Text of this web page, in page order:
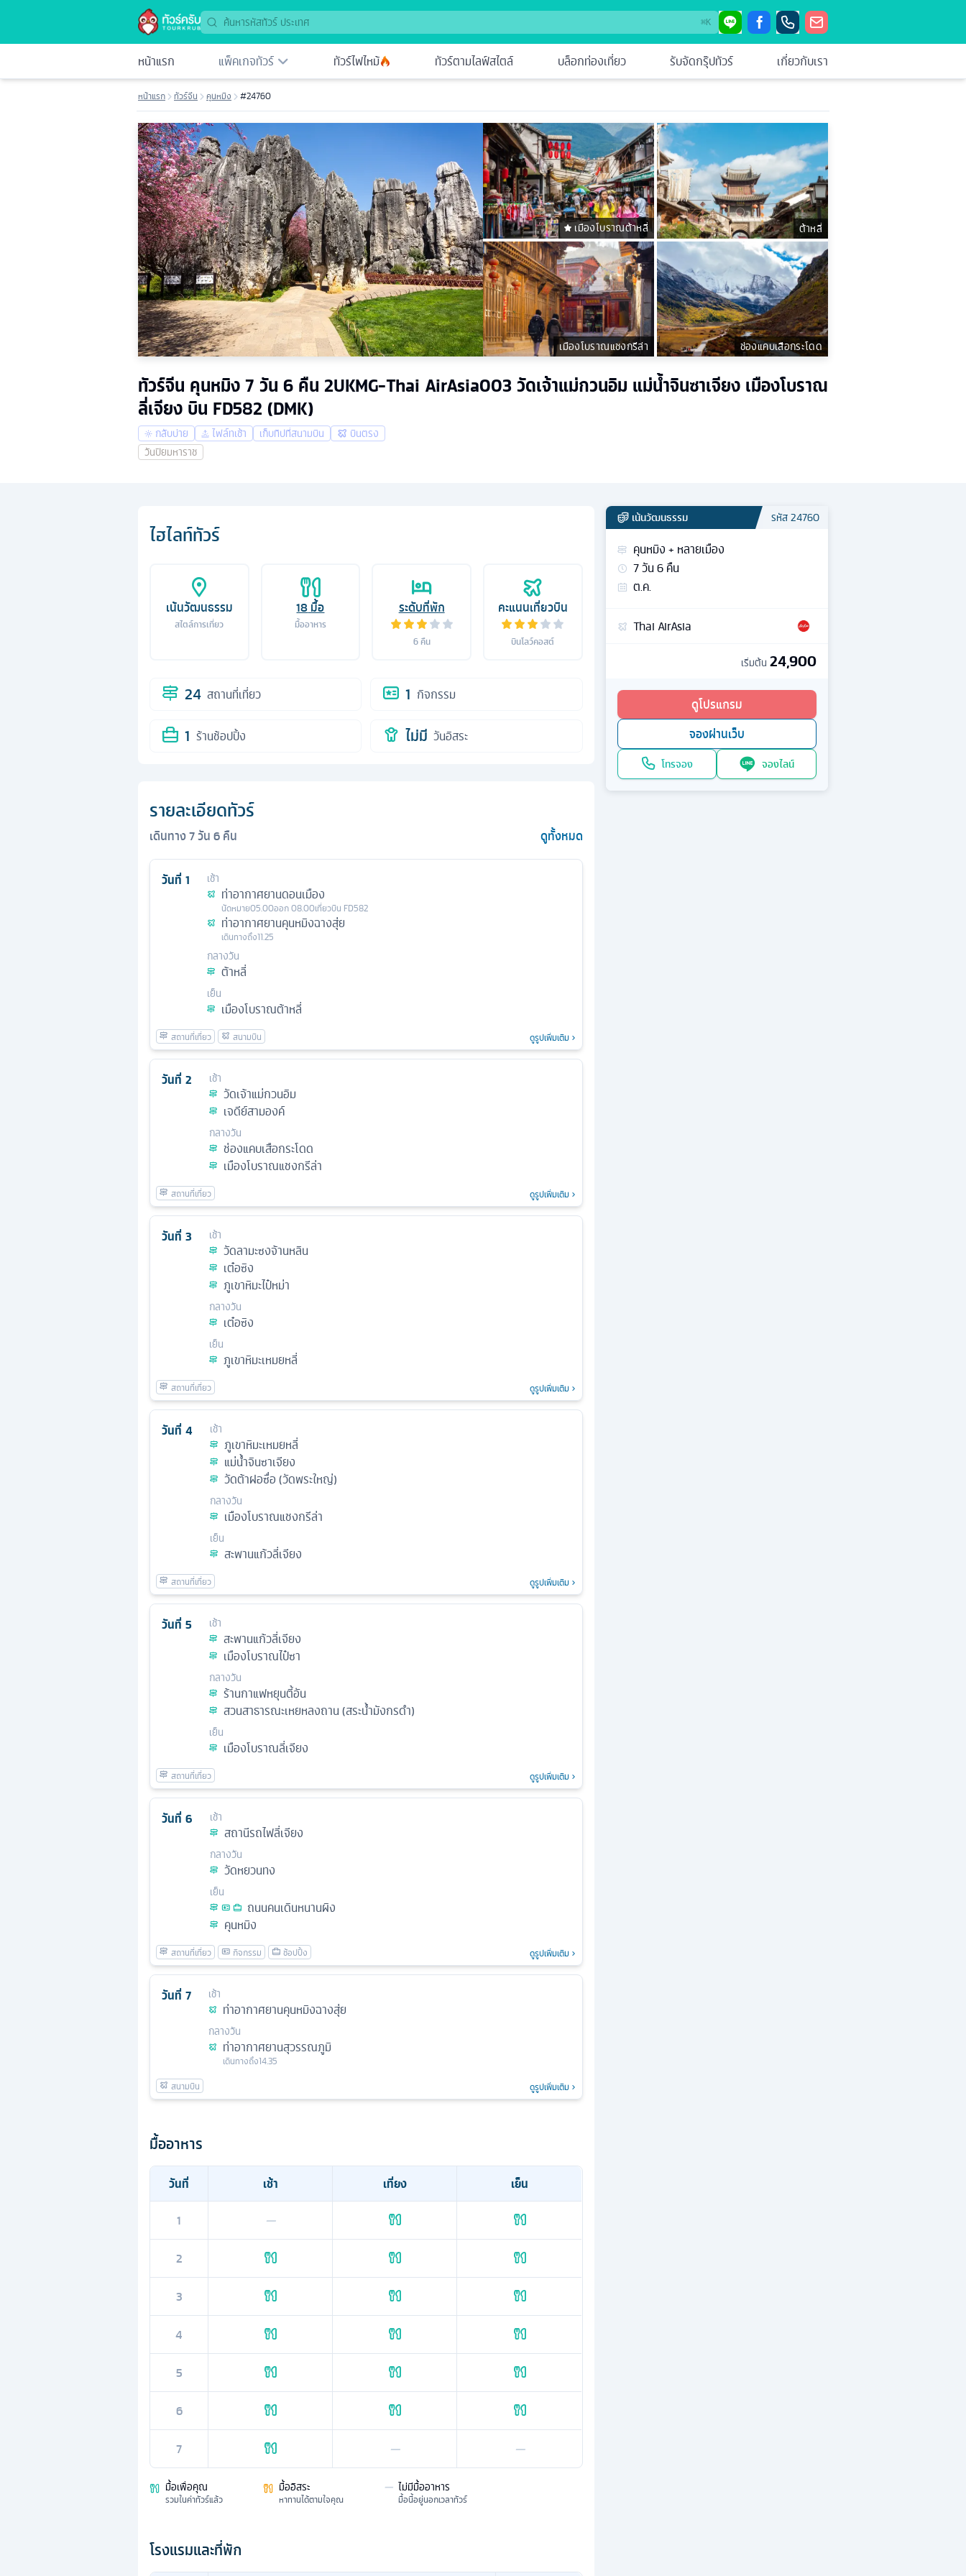
⌘K
หน้าแรก แพ็คเกจทัวร์ ทัวร์ไฟไหม้ ทัวร์ตามไลฟ์สไตล์ บล็อกท่องเที่ยว รับจัดกรุ๊ปทัวร์ เกี่ยวกับเรา
หน้าแรก ทัวร์จีน คุนหมิง #24760
เมืองโบราณต้าหลี่ ต้าหลี่
เมืองโบราณแชงกรีล่า ช่องแคบเสือกระโดด
ทัวร์จีน คุนหมิง 7 วัน 6 คืน 2UKMG-Thai AirAsia003 วัดเจ้าแม่กวนอิม แม่น้ำจินซาเจียง เมืองโบราณ
ลี่เจียง บิน FD582 (DMK)
กลับบ่าย ไฟล์ทเช้า เก็บทิปที่สนามบิน
บินตรง
วันปิยมหาราช
ไฮไลท์ทัวร์
เน้นวัฒนธรรม
สไตล์การเที่ยว
18มื้อ
มื้ออาหาร
ระดับที่พัก
6คืน
คะแนนเที่ยวบิน
บินโลว์คอสต์
24 สถานที่เที่ยว 1 กิจกรรม
1 ร้านช้อปปิ้ง ไม่มี วันอิสระ
รายละเอียดทัวร์
เดินทาง7วัน6คืน ดูทั้งหมด
วันที่ 1 เช้า
ท่าอากาศยานดอนเมือง
นัดหมาย05.00ออก08.00เที่ยวบิน FD582
ท่าอากาศยานคุนหมิงฉางสุ่ย
เดินทางถึง11.25
กลางวัน
ต้าหลี่
เย็น
เมืองโบราณต้าหลี่
ดูรูปเพิ่มเติม
วันที่ 2 เช้า
วัดเจ้าแม่กวนอิม
เจดีย์สามองค์
กลางวัน
ช่องแคบเสือกระโดด
เมืองโบราณแชงกรีล่า
ดูรูปเพิ่มเติม
วันที่ 3 เช้า
วัดลามะซงจ้านหลิน
เต๋อซิง
ภูเขาหิมะไป๋หม่า
กลางวัน
เต๋อซิง
เย็น
ภูเขาหิมะเหมยหลี่
ดูรูปเพิ่มเติม
วันที่ 4 เช้า
ภูเขาหิมะเหมยหลี่
แม่น้ำจินซาเจียง
วัดต้าฝอซื่อ (วัดพระใหญ่)
กลางวัน
เมืองโบราณแชงกรีล่า
เย็น
สะพานแก้วลี่เจียง
ดูรูปเพิ่มเติม
วันที่ 5 เช้า
สะพานแก้วลี่เจียง
เมืองโบราณไป๋ซา
กลางวัน
ร้านกาแฟหยุนตี้อัน
สวนสาธารณะเหยหลงถาน (สระน้ำมังกรดำ)
เย็น
เมืองโบราณลี่เจียง
ดูรูปเพิ่มเติม
วันที่ 6 เช้า
สถานีรถไฟลี่เจียง
กลางวัน
วัดหยวนทง
เย็น
ถนนคนเดินหนานผิง
คุนหมิง
ดูรูปเพิ่มเติม
วันที่ 7 เช้า
ท่าอากาศยานคุนหมิงฉางสุ่ย
กลางวัน
ท่าอากาศยานสุวรรณภูมิ
เดินทางถึง14.35
ดูรูปเพิ่มเติม
มื้ออาหาร
วันที่ เช้า เที่ยง
เย็น
1
—
2
3
4
5
6
7 — —
มื้อเพื่อคุณ
รวมในค่าทัวร์แล้ว
มื้ออิสระ
หาทานได้ตามใจคุณ
— ไม่มีมื้ออาหาร
มื้อนี้อยู่นอกเวลาทัวร์
โรงแรมและที่พัก
เน้นวัฒนธรรม รหัส24760
คุนหมิง + หลายเมือง
7วัน6คืน
ต.ค.
Thai AirAsia
เริ่มต้น 24,900
ดูโปรแกรม
จองผ่านเว็บ
โทรจอง จองไลน์